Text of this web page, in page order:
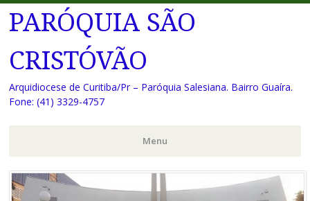
PARÓQUIA SÃO
CRISTÓVÃO
Arquidiocese de Curitiba/Pr – Paróquia Salesiana. Bairro Guaíra.
Fone: (41) 3329-4757
Menu
Pular
para